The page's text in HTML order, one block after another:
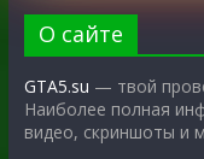
О сайте
GTA5.su — твой
Наиболее полная
видео, скриншоты и